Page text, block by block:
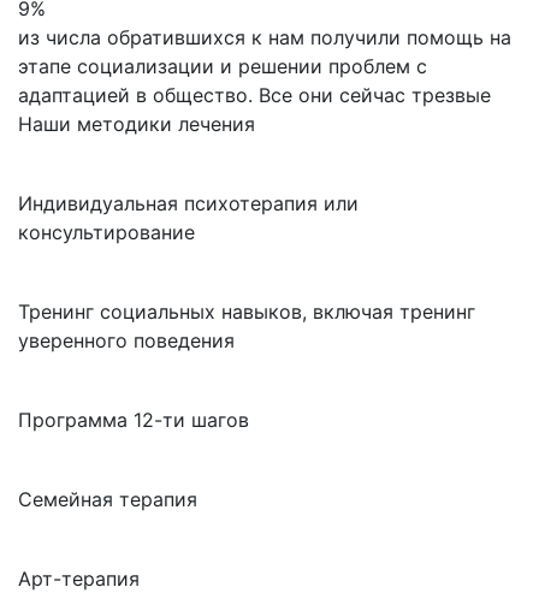
9%
из числа обратившихся к нам получили помощь на
этапе социализации и решении проблем с
адаптацией в общество. Все они сейчас трезвые
Наши методики лечения
Индивидуальная психотерапия или
консультирование
Тренинг социальных навыков, включая тренинг
уверенного поведения
Программа 12-ти шагов
Семейная терапия
Арт-терапия